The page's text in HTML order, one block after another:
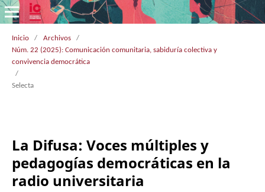
Inicio / Archivos
/
Núm. 22 (2025): Comunicación comunitaria, sabiduría colectiva y
convivencia democrática
/
Selecta
La Difusa: Voces múltiples y
pedagogías democráticas en la
radio universitaria